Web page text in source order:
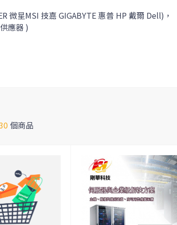
微星MSI 技嘉 GIGABYTE 惠普 HP 戴爾 Dell)，
應器 )
個商品